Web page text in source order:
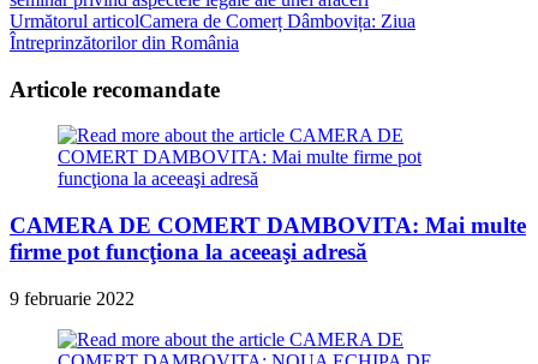
more
articles
Următorul articolCamera de Comerț Dâmbovița: Ziua
Întreprinzătorilor din România
Articole recomandate
CAMERA DE COMERT DAMBOVITA: Mai multe
firme pot funcţiona la aceeaşi adresă
9 februarie 2022